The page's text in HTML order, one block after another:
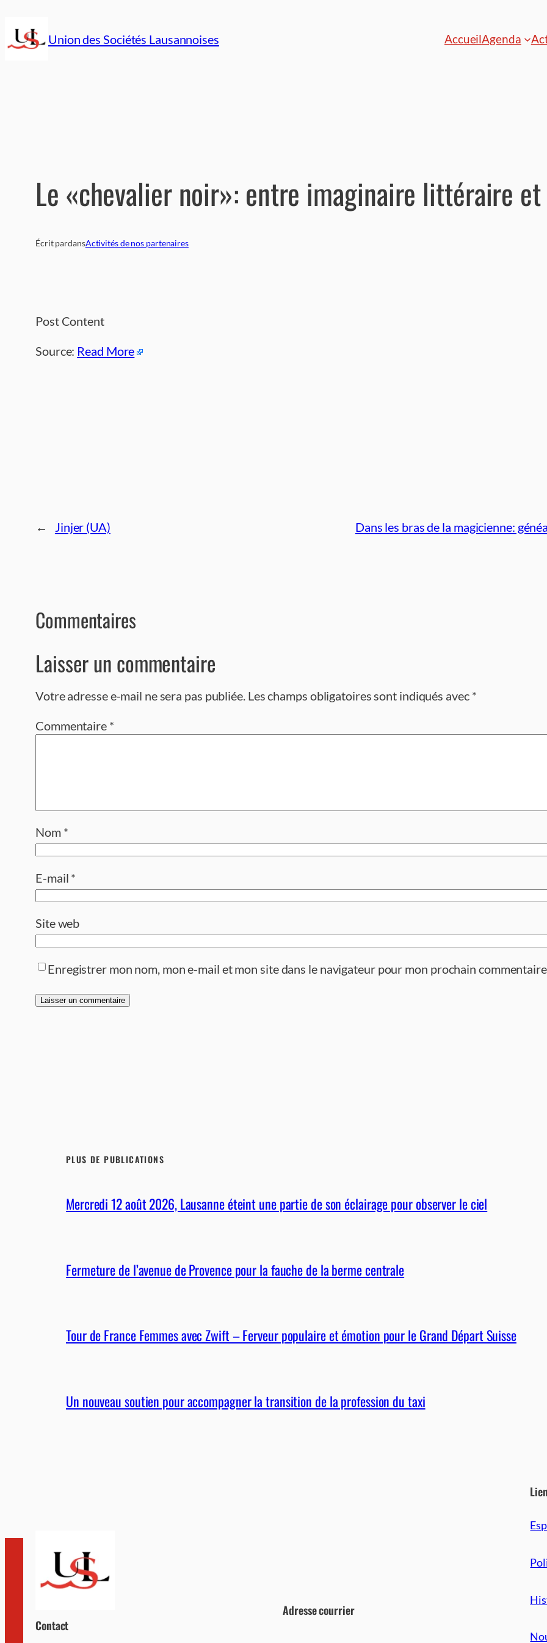
au
contenu
Union des Sociétés Lausannoises AccueilAgenda
Le «chevalier noir»: entre imaginaire littéraire
Écrit pardansActivités de nos partenaires
Post Content
Source: Read More
← Jinjer (UA) Dans les bras de la magicienne:
Commentaires
Laisser un commentaire
Votre adresse e-mail ne sera pas publiée. Les champs obligatoires sont indiqués avec *
Commentaire *
Nom *
E-mail *
Site web
Enregistrer mon nom, mon e-mail et mon site dans le navigateur pour mon prochain
PLUS DE PUBLICATIONS
Mercredi 12 août 2026, Lausanne éteint une partie de son éclairage pour observer le ciel
Fermeture de l’avenue de Provence pour la fauche de la berme centrale
Tour de France Femmes avec Zwift – Ferveur populaire et émotion pour le Grand Départ Suisse
Un nouveau soutien pour accompagner la transition de la profession du taxi
Contact
Adresse courrier